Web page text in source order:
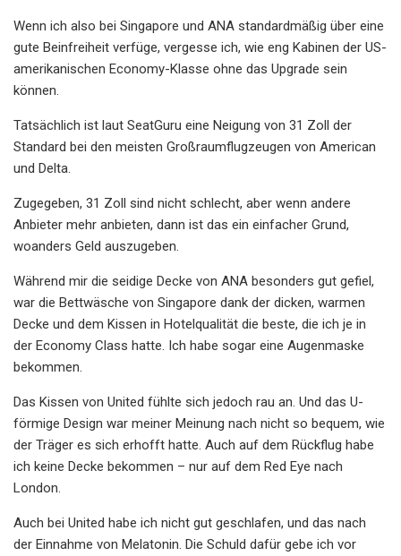
Wenn ich also bei Singapore und ANA standardmäßig über eine
gute Beinfreiheit verfüge, vergesse ich, wie eng Kabinen der US-
amerikanischen Economy-Klasse ohne das Upgrade sein
können.
Tatsächlich ist laut SeatGuru eine Neigung von 31 Zoll der
Standard bei den meisten Großraumflugzeugen von American
und Delta.
Zugegeben, 31 Zoll sind nicht schlecht, aber wenn andere
Anbieter mehr anbieten, dann ist das ein einfacher Grund,
woanders Geld auszugeben.
Während mir die seidige Decke von ANA besonders gut gefiel,
war die Bettwäsche von Singapore dank der dicken, warmen
Decke und dem Kissen in Hotelqualität die beste, die ich je in
der Economy Class hatte. Ich habe sogar eine Augenmaske
bekommen.
Das Kissen von United fühlte sich jedoch rau an. Und das U-
förmige Design war meiner Meinung nach nicht so bequem, wie
der Träger es sich erhofft hatte. Auch auf dem Rückflug habe
ich keine Decke bekommen – nur auf dem Red Eye nach
London.
Auch bei United habe ich nicht gut geschlafen, und das nach
der Einnahme von Melatonin. Die Schuld dafür gebe ich vor